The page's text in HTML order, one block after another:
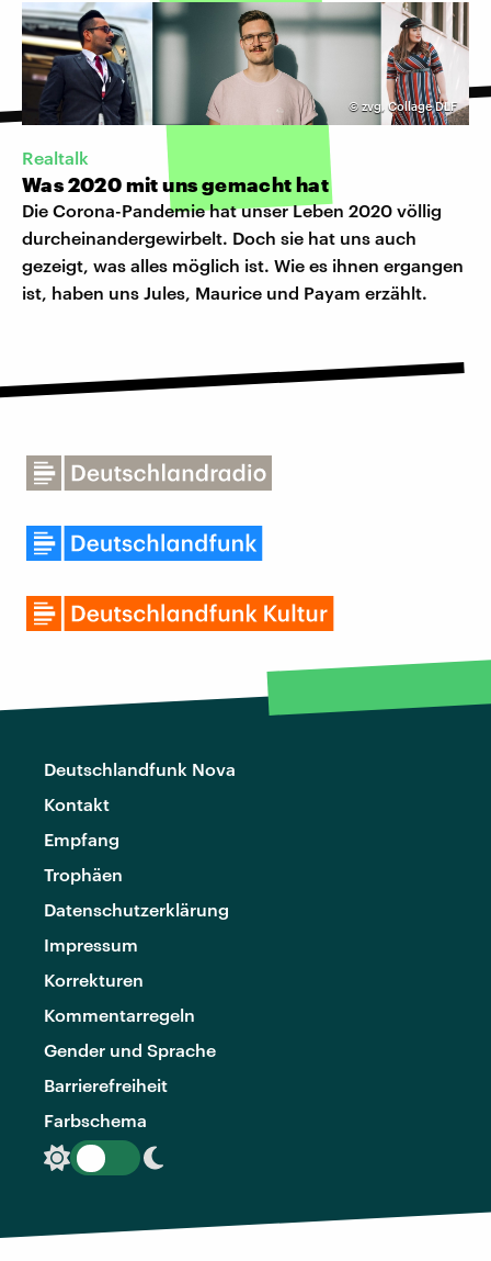
© zvg, Collage DLF
Realtalk
Was 2020 mit uns gemacht hat
Die Corona-Pandemie hat unser Leben 2020 völlig
durcheinandergewirbelt. Doch sie hat uns auch
gezeigt, was alles möglich ist. Wie es ihnen ergangen
ist, haben uns Jules, Maurice und Payam erzählt.
Deutschlandfunk Nova
Kontakt
Empfang
Trophäen
Datenschutzerklärung
Impressum
Korrekturen
Kommentarregeln
Gender und Sprache
Barrierefreiheit
Farbschema